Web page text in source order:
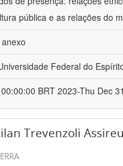
pública e as relações do
Federal do
BRT 2023-Thu Dec
Trevenzoli Assireu